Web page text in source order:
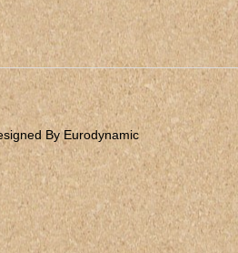
ΚΡΗΤΗ ΣΗΦΑΚΗ ΕΛΕΝΗ
By Eurodynamic